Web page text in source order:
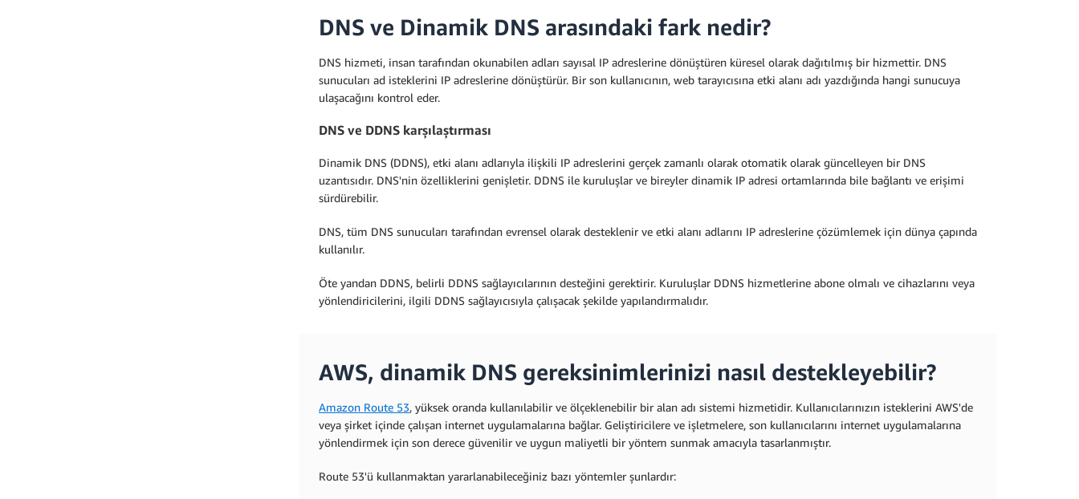
DNS ve Dinamik DNS arasındaki fark nedir?
DNS hizmeti, insan tarafından okunabilen adları sayısal IP adreslerine dönüştüren küresel olarak dağıtılmış bir hizmettir. DNS
sunucuları ad isteklerini IP adreslerine dönüştürür. Bir son kullanıcının, web tarayıcısına etki alanı adı yazdığında hangi sunucuya
ulaşacağını kontrol eder.
DNS ve DDNS karşılaştırması
Dinamik DNS (DDNS), etki alanı adlarıyla ilişkili IP adreslerini gerçek zamanlı olarak otomatik olarak güncelleyen bir DNS
uzantısıdır. DNS'nin özelliklerini genişletir. DDNS ile kuruluşlar ve bireyler dinamik IP adresi ortamlarında bile bağlantı ve erişimi
sürdürebilir.
DNS, tüm DNS sunucuları tarafından evrensel olarak desteklenir ve etki alanı adlarını IP adreslerine çözümlemek için dünya çapında
kullanılır.
Öte yandan DDNS, belirli DDNS sağlayıcılarının desteğini gerektirir. Kuruluşlar DDNS hizmetlerine abone olmalı ve cihazlarını veya
yönlendiricilerini, ilgili DDNS sağlayıcısıyla çalışacak şekilde yapılandırmalıdır.
AWS, dinamik DNS gereksinimlerinizi nasıl destekleyebilir?
Amazon Route 53, yüksek oranda kullanılabilir ve ölçeklenebilir bir alan adı sistemi hizmetidir. Kullanıcılarınızın isteklerini AWS'de
veya şirket içinde çalışan internet uygulamalarına bağlar. Geliştiricilere ve işletmelere, son kullanıcılarını internet uygulamalarına
yönlendirmek için son derece güvenilir ve uygun maliyetli bir yöntem sunmak amacıyla tasarlanmıştır.
Route 53'ü kullanmaktan yararlanabileceğiniz bazı yöntemler şunlardır: